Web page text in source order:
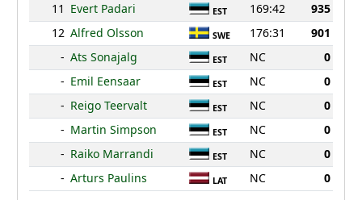
11 Evert Padari EST 169:42
935
12 Alfred Olsson SWE 176:31
901
- Ats Sonajalg EST NC
0
- Emil Eensaar EST NC
0
- Reigo Teervalt EST NC
0
- Martin Simpson EST NC
0
- Raiko Marrandi EST NC
0
- Arturs Paulins LAT NC 0